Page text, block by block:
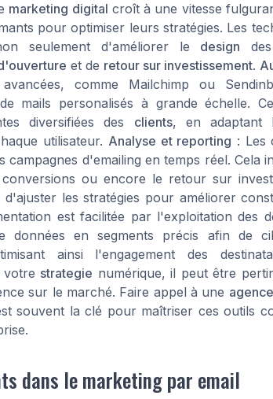
marketing digital croît à une vitesse
pour optimiser leurs stratégies. Les
seulement d'améliorer le design
et de retour sur investissement.
comme Mailchimp ou
mails personalisés à grande échelle.
diversifiées des clients, en adaptant
utilisateur. Analyse et reporting : Les
campagnes d'emailing en temps réel. Cela
ou encore le retour sur
d'ajuster les stratégies pour améliorer
est facilitée par l'exploitation des
données en segments précis afin de
ainsi l'engagement des
votre strategie numérique, il peut être
sur le marché. Faire appel à une
souvent la clé pour maîtriser ces outils
dans le marketing par email